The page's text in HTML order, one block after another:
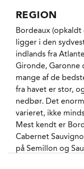
og hvad der skal
halvt én gang
kælderen til 2. års
æggehvider
endelige cuvée
filtrering.
Etiketten til Le
Carlu, der var en
designere mellem
Carlu, der stod
etiketterne med
til at udstyre
REGION
Bordeaux (opkaldt
ligger i den
indlands fra
Gironde,
mange af de
fra havet er stor,
nedbør. Det
varieret, ikke
Mest kendt er
Cabernet
på Semillon og
Bordeaux, både